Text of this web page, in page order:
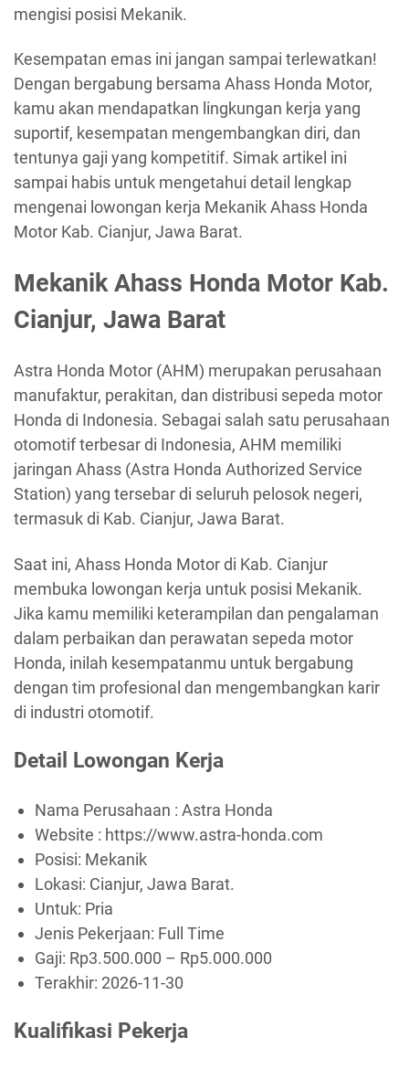
mengisi posisi Mekanik.
Kesempatan emas ini jangan sampai terlewatkan!
Dengan bergabung bersama Ahass Honda Motor,
kamu akan mendapatkan lingkungan kerja yang
suportif, kesempatan mengembangkan diri, dan
tentunya gaji yang kompetitif. Simak artikel ini
sampai habis untuk mengetahui detail lengkap
mengenai lowongan kerja Mekanik Ahass Honda
Motor Kab. Cianjur, Jawa Barat.
Mekanik Ahass Honda Motor Kab.
Cianjur, Jawa Barat
Astra Honda Motor (AHM) merupakan perusahaan
manufaktur, perakitan, dan distribusi sepeda motor
Honda di Indonesia. Sebagai salah satu perusahaan
otomotif terbesar di Indonesia, AHM memiliki
jaringan Ahass (Astra Honda Authorized Service
Station) yang tersebar di seluruh pelosok negeri,
termasuk di Kab. Cianjur, Jawa Barat.
Saat ini, Ahass Honda Motor di Kab. Cianjur
membuka lowongan kerja untuk posisi Mekanik.
Jika kamu memiliki keterampilan dan pengalaman
dalam perbaikan dan perawatan sepeda motor
Honda, inilah kesempatanmu untuk bergabung
dengan tim profesional dan mengembangkan karir
di industri otomotif.
Detail Lowongan Kerja
Nama Perusahaan : Astra Honda
Website : https://www.astra-honda.com
Posisi: Mekanik
Lokasi: Cianjur, Jawa Barat.
Untuk: Pria
Jenis Pekerjaan: Full Time
Gaji: Rp3.500.000 – Rp5.000.000
Terakhir: 2026-11-30
Kualifikasi Pekerja